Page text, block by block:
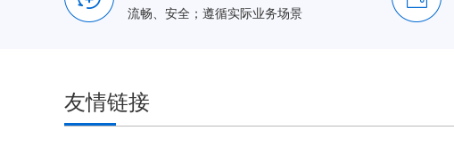
流畅、安全；遵循实际业务场景
友情链接